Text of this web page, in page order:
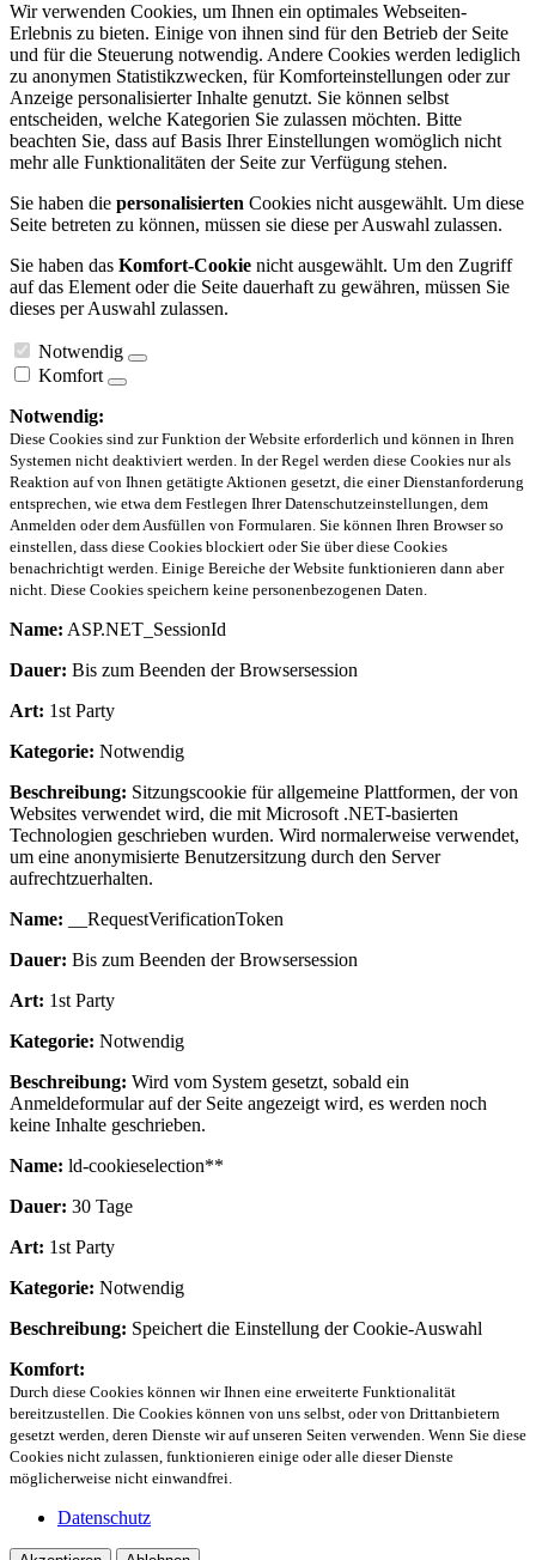
Wir verwenden Cookies, um Ihnen ein optimales Webseiten-
Erlebnis zu bieten. Einige von ihnen sind für den Betrieb der Seite
und für die Steuerung notwendig. Andere Cookies werden lediglich
zu anonymen Statistikzwecken, für Komforteinstellungen oder zur
Anzeige personalisierter Inhalte genutzt. Sie können selbst
entscheiden, welche Kategorien Sie zulassen möchten. Bitte
beachten Sie, dass auf Basis Ihrer Einstellungen womöglich nicht
mehr alle Funktionalitäten der Seite zur Verfügung stehen.
Sie haben die personalisierten Cookies nicht ausgewählt. Um diese
Seite betreten zu können, müssen sie diese per Auswahl zulassen.
Sie haben das Komfort-Cookie nicht ausgewählt. Um den Zugriff
auf das Element oder die Seite dauerhaft zu gewähren, müssen Sie
dieses per Auswahl zulassen.
Notwendig
Komfort
Notwendig:
Diese Cookies sind zur Funktion der Website erforderlich und können in Ihren
Systemen nicht deaktiviert werden. In der Regel werden diese Cookies nur als
Reaktion auf von Ihnen getätigte Aktionen gesetzt, die einer Dienstanforderung
entsprechen, wie etwa dem Festlegen Ihrer Datenschutzeinstellungen, dem
Anmelden oder dem Ausfüllen von Formularen. Sie können Ihren Browser so
einstellen, dass diese Cookies blockiert oder Sie über diese Cookies
benachrichtigt werden. Einige Bereiche der Website funktionieren dann aber
nicht. Diese Cookies speichern keine personenbezogenen Daten.
Name: ASP.NET_SessionId
Dauer: Bis zum Beenden der Browsersession
Art: 1st Party
Kategorie: Notwendig
Beschreibung: Sitzungscookie für allgemeine Plattformen, der von
Websites verwendet wird, die mit Microsoft .NET-basierten
Technologien geschrieben wurden. Wird normalerweise verwendet,
um eine anonymisierte Benutzersitzung durch den Server
aufrechtzuerhalten.
Name: __RequestVerificationToken
Dauer: Bis zum Beenden der Browsersession
Art: 1st Party
Kategorie: Notwendig
Beschreibung: Wird vom System gesetzt, sobald ein
Anmeldeformular auf der Seite angezeigt wird, es werden noch
keine Inhalte geschrieben.
Name: ld-cookieselection**
Dauer: 30 Tage
Art: 1st Party
Kategorie: Notwendig
Beschreibung: Speichert die Einstellung der Cookie-Auswahl
Komfort:
Durch diese Cookies können wir Ihnen eine erweiterte Funktionalität
bereitzustellen. Die Cookies können von uns selbst, oder von Drittanbietern
gesetzt werden, deren Dienste wir auf unseren Seiten verwenden. Wenn Sie diese
Cookies nicht zulassen, funktionieren einige oder alle dieser Dienste
möglicherweise nicht einwandfrei.
Datenschutz